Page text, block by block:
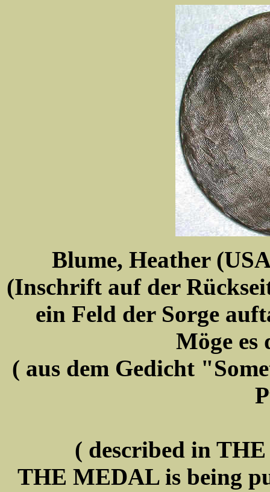
Blume, Heather
(Inschrift auf der
ein Feld der Sorge
Möge es
( aus dem Gedicht
( described in
THE MEDAL is being